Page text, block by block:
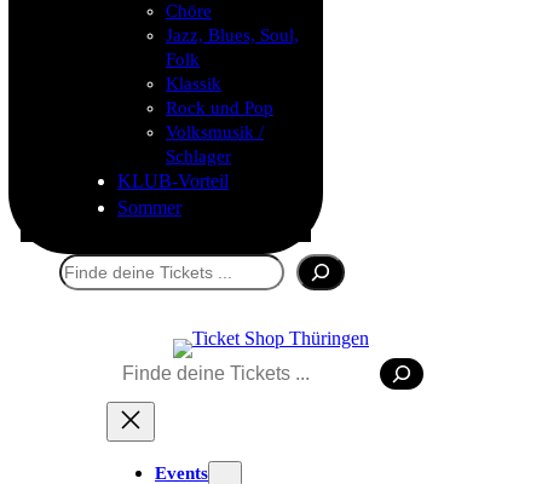
Chöre
Jazz, Blues, Soul,
Folk
Klassik
Rock und Pop
Volksmusik /
Schlager
KLUB-Vorteil
Sommer
Suchen
Suchen
Events